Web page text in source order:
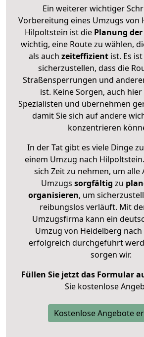
Ein weiterer wichtiger
Vorbereitung eines Umzugs von
Hilpoltstein ist die Planung
wichtig, eine Route zu wählen,
als auch zeiteffizientist. Es
sicherzustellen, dass die
Straßensperrungen und
ist. Keine Sorgen, auch
Spezialisten und übernehmen
damit Sie sich auf andere
konzentrieren
In der Tat gibt es viele Dinge
einem Umzug nach
sich Zeit zu nehmen, um alle
Umzugs sorgfältig zu
organisieren, um
reibungslos verläuft. Mit
Umzugsfirma kann ein
Umzug von Heidelberg
erfolgreich durchgeführt
sorgen wir.
Füllen Sie jetzt das Formular
Sie kostenlose
Kostenlose Angebote